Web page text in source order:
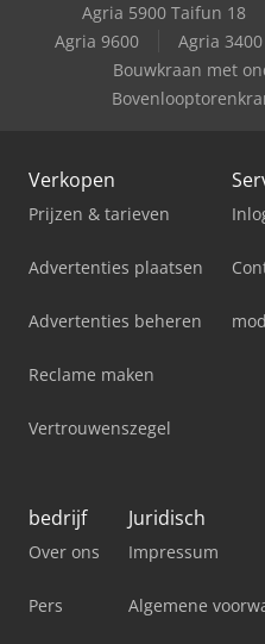
Agria 5900 Taifun 18
Agria 9600
Agria 3400
Bouwkraan met
Verkopen
Prijzen & tarieven
Advertenties plaatsen
Advertenties beheren
Reclame maken
Vertrouwenszegel
bedrijf
Over ons
Pers
Juridisch
Impressum
Algemene